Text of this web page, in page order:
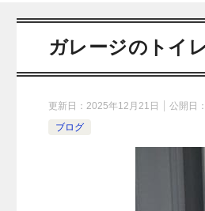
ガレージのトイ
更新日： 2025年12月21日 公開日：
ブログ